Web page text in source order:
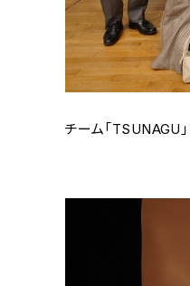
チーム「TSUNAGU